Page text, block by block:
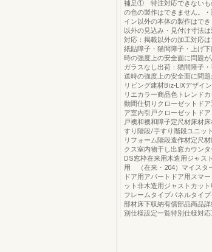
補足① 特注対応できないも
の色の製作はできません。
イン以外の本体の製作はで
以外の見込み・見付け寸法
対応：掲載以外の加工対応
紙貼障子・猫間障子・上げ
時の強度上の安全面に問題
ガラスなし出荷：猫間障子
送時の強度上の安全面に問
リビング建材Biz-LIXデザイ
リエカラー商品色トレンド
動間仕切りクローゼットド
ア室内引戸クローゼットド
戸襖和襖和障子定尺材床材
すり階段/手すり階段ユニッ
リフォーム階段造作材定尺
クス室内物干し出窓カウン
DS窓枠在来用木造用ジャス
用 （在来・204）マイスタ
ドア用アパートドア用スマ
ット非木造用ジャストカッ
フレームタイプパネルタイ
部材床下収納有償部品商品
別仕様設定一覧特別仕様対応